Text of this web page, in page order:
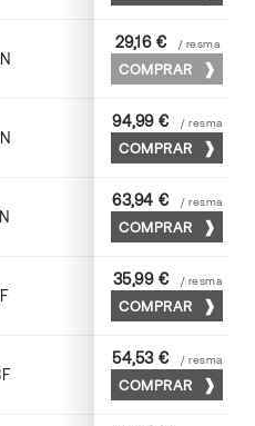
45 x 64
29,16 € / resma
COMPRAR
63 x 88
94,99 € / resma
COMPRAR
52 x 70
63,94 € / resma
COMPRAR
52 x 70
35,99 € / resma
COMPRAR
63 x 88
54,53 € / resma
COMPRAR